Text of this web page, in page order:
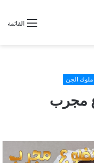
القائمة
ملوك الجن
مجرب